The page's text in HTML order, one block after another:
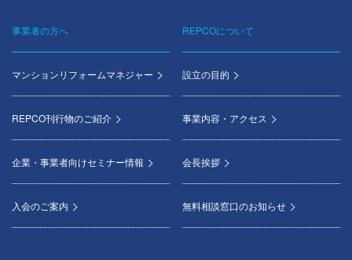
事業者の方へ
マンションリフォームマネジャー
REPCO刊行物のご紹介
企業・事業者向けセミナー情報
入会のご案内
REPCOについて
設立の目的
事業内容・アクセス
会長挨拶
無料相談窓口のお知らせ